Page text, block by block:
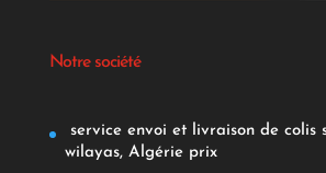
Notre société
service envoi et livraison de colis
wilayas, Algérie prix